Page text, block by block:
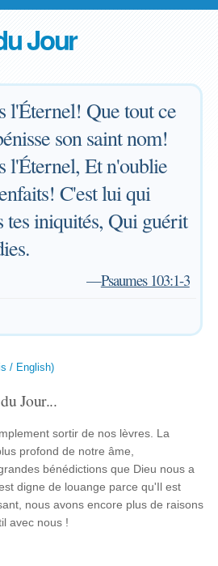
Jour
l'Éternel! Que tout ce
son saint nom!
l'Éternel, Et n'oublie
C'est lui qui
tes iniquités, Qui guérit
—Psaumes 103:1-3
/ English)
Jour...
sortir de nos lèvres. La
profond de notre âme,
bénédictions que Dieu nous a
digne de louange parce qu'Il est
nous avons encore plus de raisons
avec nous !